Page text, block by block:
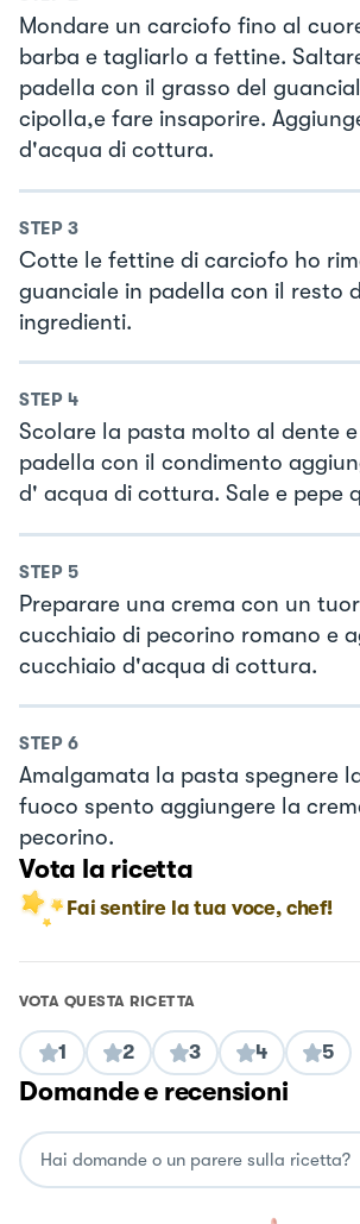
Mondare un carciofo fino al
barba e tagliarlo a fettine.
padella con il grasso del
cipolla,e fare insaporire.
d'acqua di cottura.
STEP 3
Cotte le fettine di carciofo ho
guanciale in padella con il resto
ingredienti.
STEP 4
Scolare la pasta molto al dente
padella con il condimento
d' acqua di cottura. Sale e pepe
STEP 5
Preparare una crema con un
cucchiaio di pecorino romano e
cucchiaio d'acqua di cottura.
STEP 6
Amalgamata la pasta spegnere
fuoco spento aggiungere la
pecorino.
Vota la ricetta
Fai sentire la tua voce, chef!
VOTA QUESTA RICETTA
1 2 3 4 5
Domande e recensioni